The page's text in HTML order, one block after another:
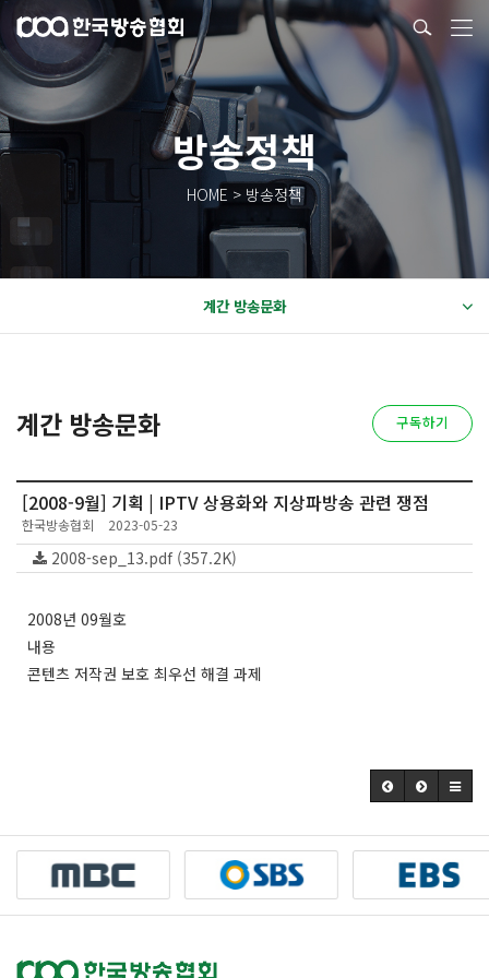
방송정책
HOME > 방송정책
계간 방송문화
계간 방송문화 구독하기
[2008-9월] 기획 | IPTV 상용화와 지상파방송 관련 쟁점
한국방송협회 2023-05-23
2008-sep_13.pdf (357.2K)
2008년 09월호
내용
콘텐츠 저작권 보호 최우선 해결 과제